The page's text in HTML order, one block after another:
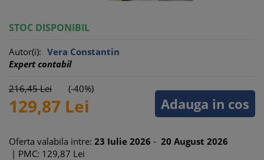
STOC DISPONIBIL
Autor(i): Vera Constantin
Expert contabil
Adauga in cos
216,45Lei (-40%)
129,87 Lei
Oferta valabila intre: 23 Iulie 2026 - 20 August 2026
| PMC: 129,87 Lei